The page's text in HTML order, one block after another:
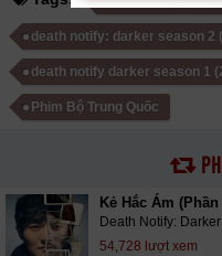
death notify: darker season 2
death notify darker season 1
Phim Bộ Trung Quốc
Kẻ Hắc Ám (Phần
Death Notify:
54,728 lượt xem